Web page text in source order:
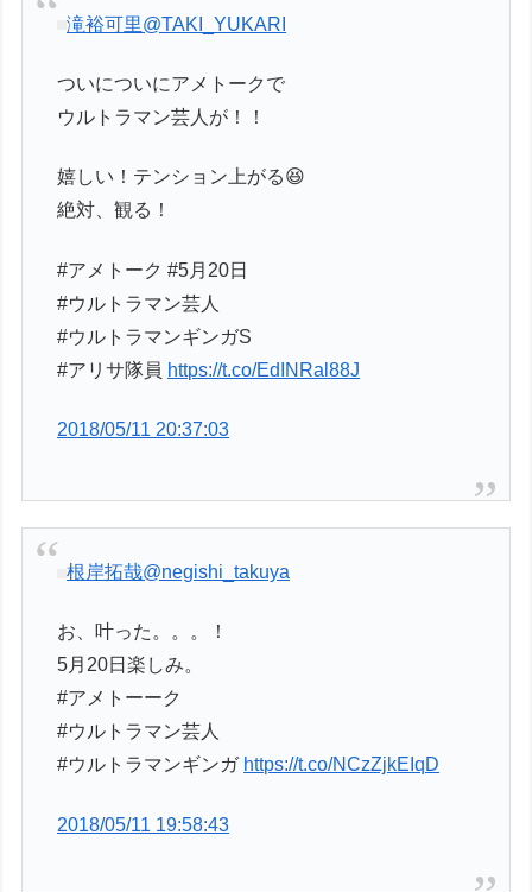
滝裕可里@TAKI_YUKARI
ついについにアメトークで
ウルトラマン芸人が！！
嬉しい！テンション上がる😆
絶対、観る！
#アメトーク #5月20日
#ウルトラマン芸人
#ウルトラマンギンガS
#アリサ隊員 https://t.co/EdINRal88J
2018/05/11 20:37:03
根岸拓哉@negishi_takuya
お、叶った。。。！
5月20日楽しみ。
#アメトーーク
#ウルトラマン芸人
#ウルトラマンギンガ https://t.co/NCzZjkEIqD
2018/05/11 19:58:43